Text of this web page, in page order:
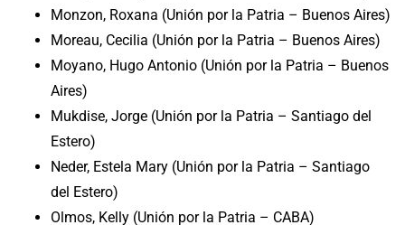
Monzon, Roxana (Unión por la Patria – Buenos Aires)
Moreau, Cecilia (Unión por la Patria – Buenos Aires)
Moyano, Hugo Antonio (Unión por la Patria – Buenos
Aires)
Mukdise, Jorge (Unión por la Patria – Santiago del
Estero)
Neder, Estela Mary (Unión por la Patria – Santiago
del Estero)
Olmos, Kelly (Unión por la Patria – CABA)